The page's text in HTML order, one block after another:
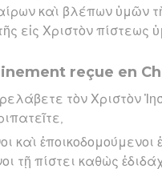
καὶ βλέπων ὑμῶν
εἰς Χριστὸν πίστεως
reçue en
τὸν Χριστὸν
καὶ ἐποικοδομούμενοι
τῇ πίστει καθὼς